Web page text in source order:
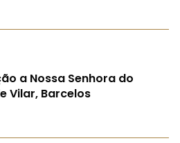
a Nossa Senhora do
Vilar, Barcelos